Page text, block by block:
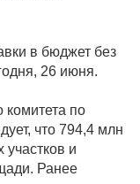
в бюджет без
26 июня.
комитета по
что 794,4 млн
участков и
Ранее